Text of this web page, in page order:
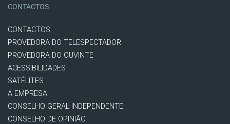
CONTACTOS
CONTACTOS
PROVEDORA DO TELESPECTADOR
PROVEDORA DO OUVINTE
ACESSIBILIDADES
SATÉLITES
A EMPRESA
CONSELHO GERAL INDEPENDENTE
CONSELHO DE OPINIÃO